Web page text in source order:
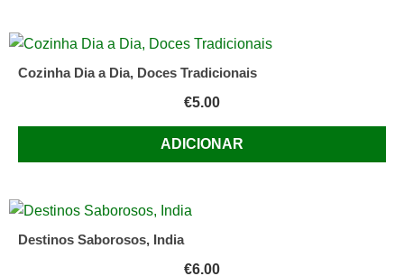
Cozinha Dia a Dia, Doces Tradicionais
€5.00
ADICIONAR
Destinos Saborosos, India
€6.00